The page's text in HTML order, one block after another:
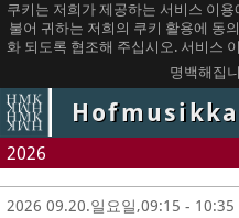
쿠키는 저희가 제공하는 서비스 이
불어 귀하는 저희의 쿠키 활용에 동
화 되도록 협조해 주십시오. 서비스
명백해집
2026
2026 09.20.일요일,09:15 - 10:35